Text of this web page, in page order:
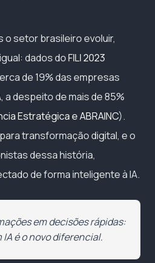
o setor brasileiro evoluir,
dados doFILI 2023
de 19% das empresas
a despeito de mais de 85%
Estratégica e ABRAINC).
transformação digital, e o
dessa história,
de forma inteligente à IA.
em decisões rápidas:
é o novo diferencial.